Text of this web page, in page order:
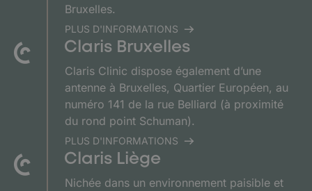
Bruxelles.
PLUS D'INFORMATIONS
Claris Bruxelles
Claris Clinic dispose également d’une
antenne à Bruxelles, Quartier Européen, au
numéro 141 de la rue Belliard (à proximité
du rond point Schuman).
PLUS D'INFORMATIONS
Claris Liège
Nichée dans un environnement paisible et